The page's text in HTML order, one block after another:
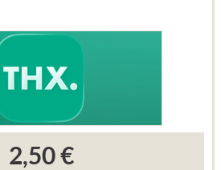
2,50 €